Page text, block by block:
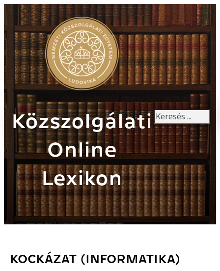
Közszolgálati
Online
Lexikon
Keresés
KOCKÁZAT (INFORMATIKA)